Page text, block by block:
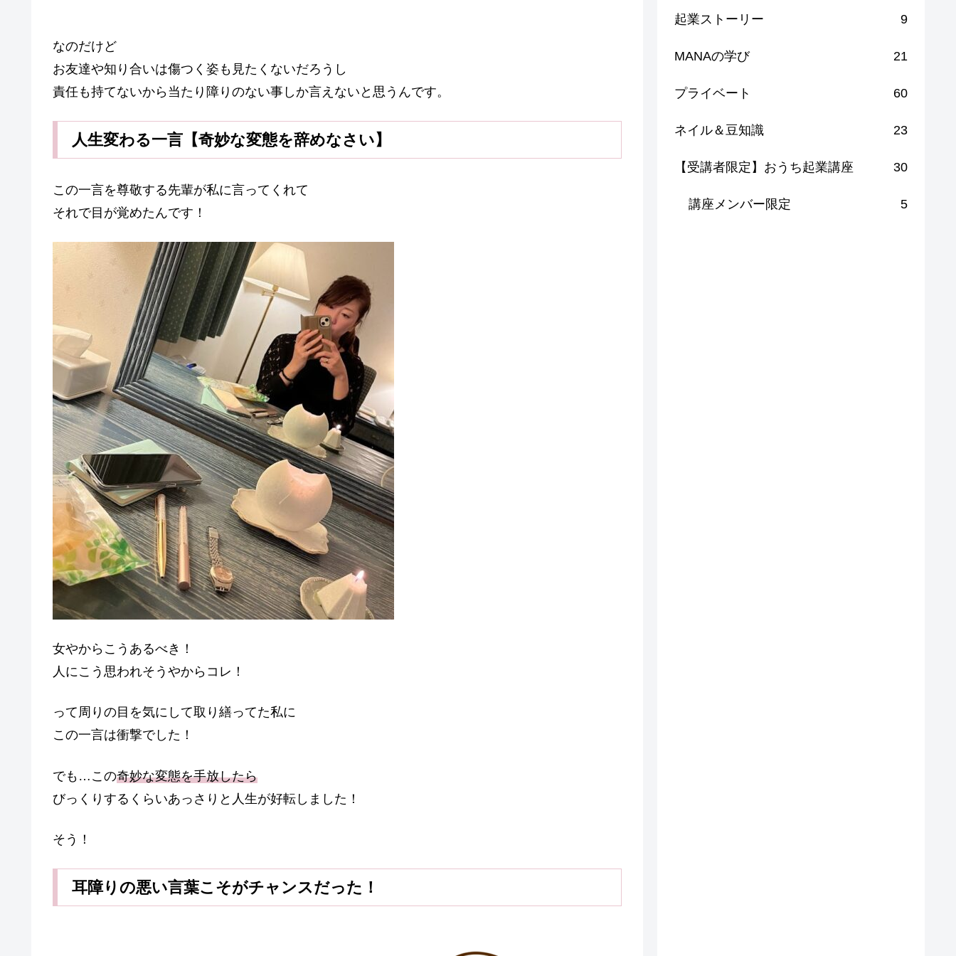
なのだけど
お友達や知り合いは傷つく姿も見たくないだろうし
責任も持てないから当たり障りのない事しか言えないと思うんです。
人生変わる一言【奇妙な変態を辞めなさい】
この一言を尊敬する先輩が私に言ってくれて
それで目が覚めたんです！
女やからこうあるべき！
人にこう思われそうやからコレ！
って周りの目を気にして取り繕ってた私に
この一言は衝撃でした！
でも…この奇妙な変態を手放したら
びっくりするくらいあっさりと人生が好転しました！
そう！
耳障りの悪い言葉こそがチャンスだった！
起業ストーリー 9
MANAの学び 21
プライベート 60
ネイル＆豆知識 23
【受講者限定】おうち起業講座 30
講座メンバー限定 5